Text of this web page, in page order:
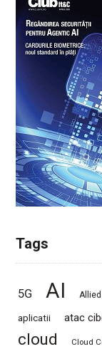
Tags
5G AI
aplicatii atac
cloud Cloud